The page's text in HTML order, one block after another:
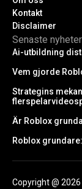
Kontakt
Disclaimer
Senaste
Ai-utbildning
Vem gjorde
Strategins
Är Roblox
Roblox
Copyright @ 2026